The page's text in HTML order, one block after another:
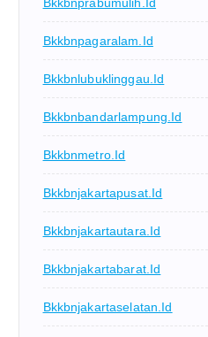
Bkkbnpagaralam.id
Bkkbnlubuklinggau.id
Bkkbnbandarlampung.id
Bkkbnmetro.id
Bkkbnjakartapusat.id
Bkkbnjakartautara.id
Bkkbnjakartabarat.id
Bkkbnjakartaselatan.id